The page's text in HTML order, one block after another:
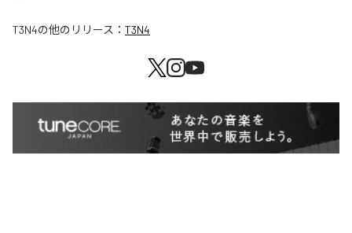
T3N4の他のリリース： T3N4